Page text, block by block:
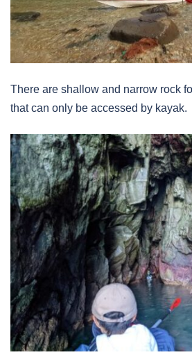
There are shallow and narrow rock
that can only be accessed by kayak.